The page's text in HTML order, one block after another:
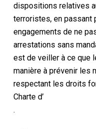
dispositions relatives
terroristes, en passant
engagements de ne
arrestations sans
est de veiller à ce que
manière à prévenir les
respectant les droits
Charte d’
.